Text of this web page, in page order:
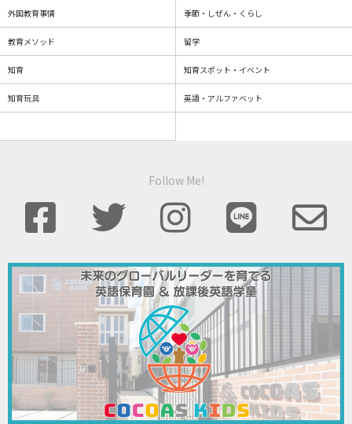
外国教育事情 季節・しぜん・くらし
教育メソッド 留学
知育 知育スポット・イベント
知育玩具 英語・アルファベット
Follow Me!